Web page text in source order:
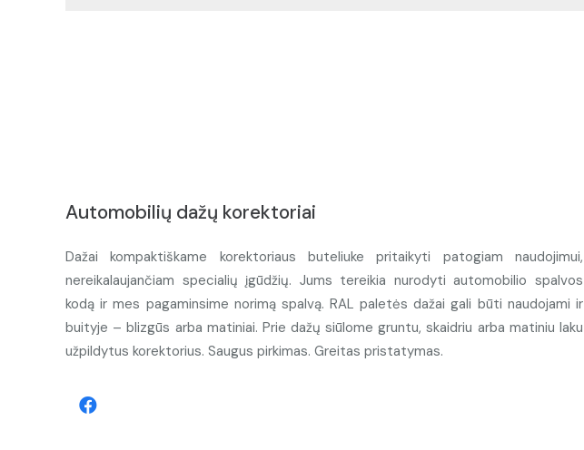
Automobilių dažų korektoriai
Dažai kompaktiškame korektoriaus buteliuke pritaikyti patogiam naudojimui,
nereikalaujančiam specialių įgūdžių. Jums tereikia nurodyti automobilio spalvos
kodą ir mes pagaminsime norimą spalvą. RAL paletės dažai gali būti naudojami ir
buityje – blizgūs arba matiniai. Prie dažų siūlome gruntu, skaidriu arba matiniu laku
užpildytus korektorius. Saugus pirkimas. Greitas pristatymas.